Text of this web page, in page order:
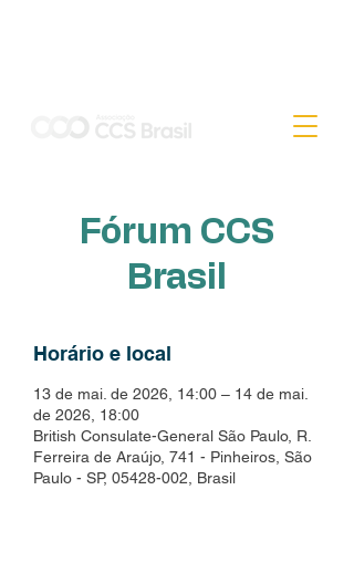
Fórum CCS
Brasil
Horário e local
13 de mai. de 2026, 14:00 – 14 de mai.
de 2026, 18:00
British Consulate-General São Paulo, R.
Ferreira de Araújo, 741 - Pinheiros, São
Paulo - SP, 05428-002, Brasil